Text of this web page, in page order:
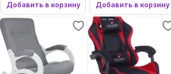
Добавить в корзину Добавить в корзину